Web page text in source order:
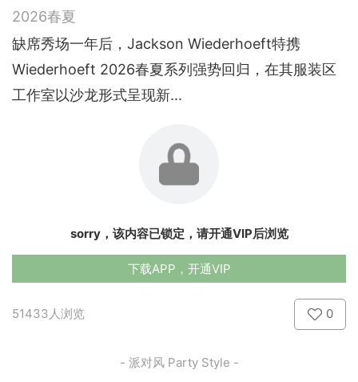
2026春夏
缺席秀场一年后，Jackson Wiederhoeft特携
Wiederhoeft 2026春夏系列强势回归，在其服装区
工作室以沙龙形式呈现新...
sorry，该内容已锁定，请开通VIP后浏览
下载APP，开通VIP
51433人浏览 0
- 派对风 Party Style -